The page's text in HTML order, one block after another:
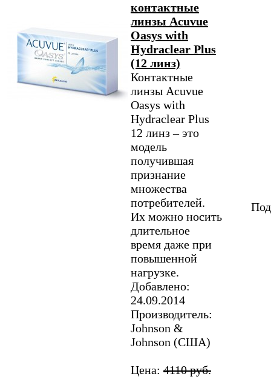
контактные
линзы Acuvue
Oasys with
Hydraclear Plus
(12 линз)
Контактные
линзы Acuvue
Oasys with
Hydraclear Plus
12 линз – это
модель
получившая
признание
множества
потребителей.
Их можно носить
длительное
время даже при
повышенной
нагрузке.
Добавлено:
24.09.2014
Производитель:
Johnson &
Johnson (США)
Цена: 4110 руб.